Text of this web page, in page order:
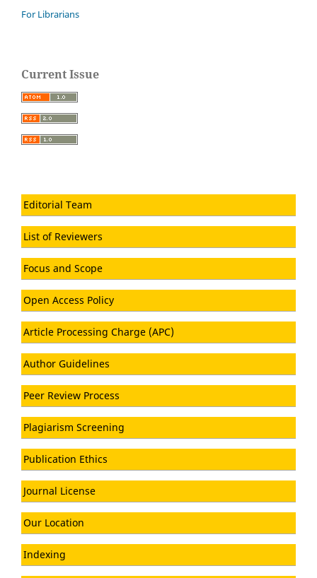
For Librarians
Current Issue
Editorial Team
List of Reviewers
Focus and Scope
Open Access Policy
Article Processing Charge (APC)
Author Guidelines
Peer Review Process
Plagiarism Screening
Publication Ethics
Journal License
Our Location
Indexing